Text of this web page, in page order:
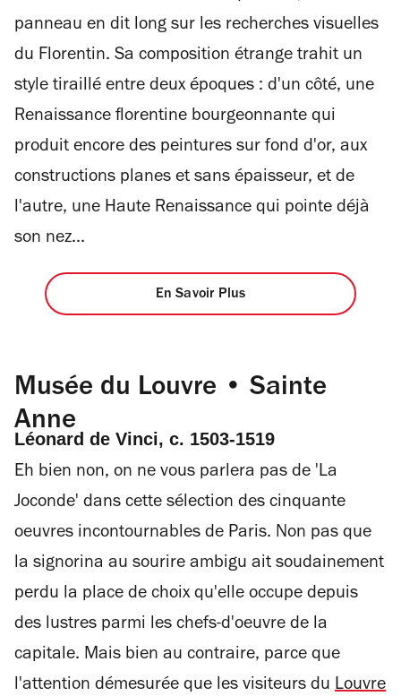
panneau en dit long sur les recherches visuelles
du Florentin. Sa composition étrange trahit un
style tiraillé entre deux époques : d'un côté, une
Renaissance florentine bourgeonnante qui
produit encore des peintures sur fond d'or, aux
constructions planes et sans épaisseur, et de
l'autre, une Haute Renaissance qui pointe déjà
son nez...
En Savoir Plus
Musée du Louvre • Sainte
Anne
Léonard de Vinci, c. 1503-1519
Eh bien non, on ne vous parlera pas de 'La
Joconde' dans cette sélection des cinquante
oeuvres incontournables de Paris. Non pas que
la signorina au sourire ambigu ait soudainement
perdu la place de choix qu'elle occupe depuis
des lustres parmi les chefs-d'oeuvre de la
capitale. Mais bien au contraire, parce que
l'attention démesurée que les visiteurs du Louvre